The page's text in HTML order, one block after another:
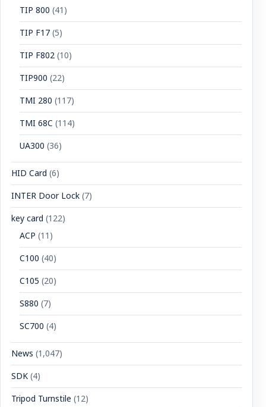
TIP 800 (41)
TIP F17(5)
TIP F802(10)
TIP900 (22)
TMI 280 (117)
TMI 68C (114)
UA300 (36)
HID Card (6)
INTER Door Lock(7)
key card (122)
ACP (11)
C100 (40)
C105 (20)
S880 (7)
SC700 (4)
News (1,047)
SDK(4)
Tripod Turnstile (12)